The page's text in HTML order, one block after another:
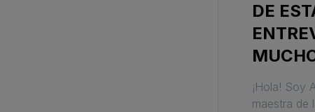
DE
¡Hola! Soy
maestra de